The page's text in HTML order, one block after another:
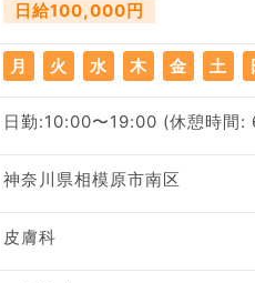
日給100,000円
月 火 水 木 金 土
日勤:10:00〜19:00 (休憩時間:
神奈川県相模原市南区
皮膚科